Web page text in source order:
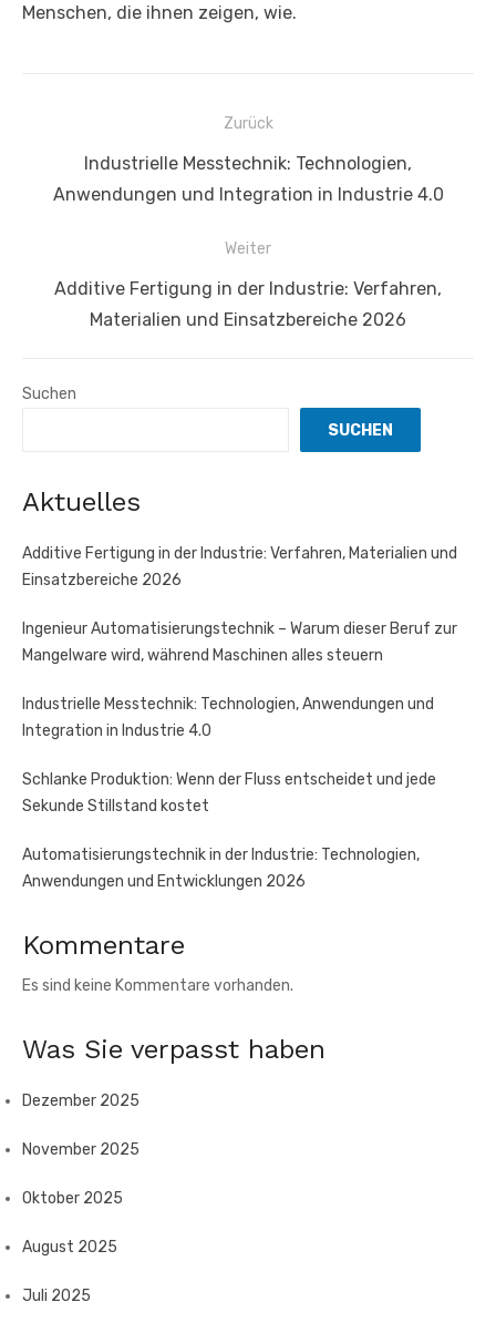
Menschen, die ihnen zeigen, wie.
Beitragsnavigation
Zurück
Vorheriger
Beitrag:
Industrielle Messtechnik: Technologien,
Anwendungen und Integration in Industrie 4.0
Weiter
Nächster
Beitrag:
Additive Fertigung in der Industrie: Verfahren,
Materialien und Einsatzbereiche 2026
Suchen
SUCHEN
Aktuelles
Additive Fertigung in der Industrie: Verfahren, Materialien und
Einsatzbereiche 2026
Ingenieur Automatisierungstechnik – Warum dieser Beruf zur
Mangelware wird, während Maschinen alles steuern
Industrielle Messtechnik: Technologien, Anwendungen und
Integration in Industrie 4.0
Schlanke Produktion: Wenn der Fluss entscheidet und jede
Sekunde Stillstand kostet
Automatisierungstechnik in der Industrie: Technologien,
Anwendungen und Entwicklungen 2026
Kommentare
Es sind keine Kommentare vorhanden.
Was Sie verpasst haben
Dezember 2025
November 2025
Oktober 2025
August 2025
Juli 2025